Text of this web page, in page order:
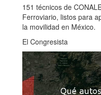
151 técnicos de
Ferroviario, listos para
la movilidad en México.
El Congresista